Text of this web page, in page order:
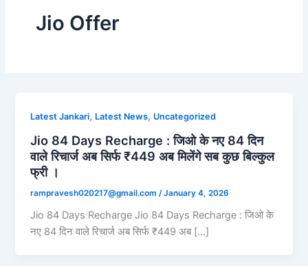
Jio Offer
Latest Jankari, Latest News, Uncategorized
Jio 84 Days Recharge : जिओ के नए 84 दिन
वाले रिचार्ज अब सिर्फ ₹449 अब मिलेंगे सब कुछ बिल्कुल
फ्री ।
rampravesh020217@gmail.com /January 4, 2026
Jio 84 Days Recharge Jio 84 Days Recharge : जिओ के
नए 84 दिन वाले रिचार्ज अब सिर्फ ₹449 अब […]